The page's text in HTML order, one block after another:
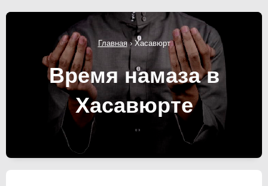
Главная›Хасавюрт
Время намаза в
Хасавюрте